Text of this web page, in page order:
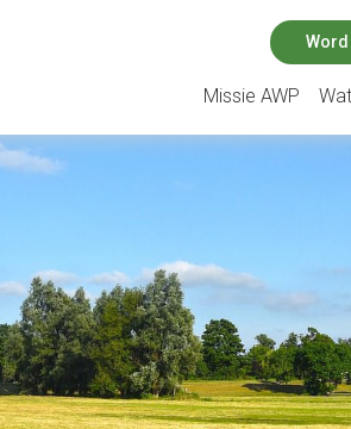
Missie AWP